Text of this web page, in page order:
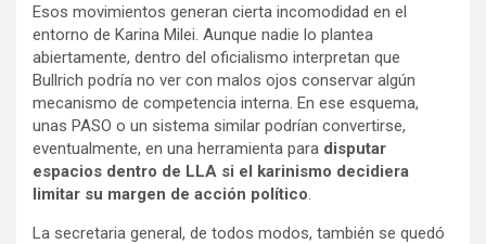
Esos movimientos generan cierta incomodidad en el
entorno de Karina Milei. Aunque nadie lo plantea
abiertamente, dentro del oficialismo interpretan que
Bullrich podría no ver con malos ojos conservar algún
mecanismo de competencia interna. En ese esquema,
unas PASO o un sistema similar podrían convertirse,
eventualmente, en una herramienta para disputar
espacios dentro de LLA si el karinismo decidiera
limitar su margen de acción político.
La secretaria general, de todos modos, también se quedó